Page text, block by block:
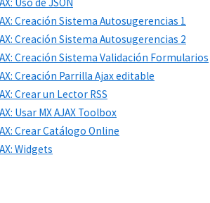
Creación Sistema Autosugerencias 1
Creación Sistema Autosugerencias 2
Creación Sistema Validación Formularios
Creación Parrilla Ajax editable
Crear un Lector RSS
Usar MX AJAX Toolbox
Crear Catálogo Online
Widgets